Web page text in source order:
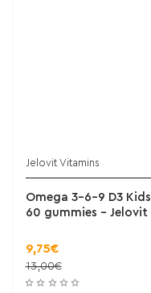
Jelovit Vitamins
Omega 3-6-9 D3 Kids
60 gummies - Jelovit
9,75€
13,00€